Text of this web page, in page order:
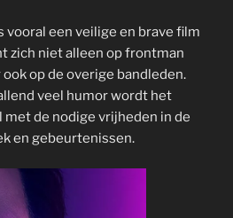
vooral een veilige en brave film
zich niet alleen op frontman
op de overige bandleden.
veel humor wordt het
de nodige vrijheden in de
en gebeurtenissen.